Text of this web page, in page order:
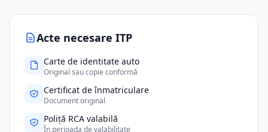
Acte necesare ITP
Carte de identitate auto
Original sau copie conformă
Certificat de înmatriculare
Document original
Poliță RCA valabilă
În perioada de valabilitate